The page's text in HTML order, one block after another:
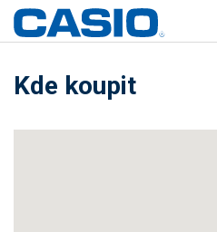
Kde koupit